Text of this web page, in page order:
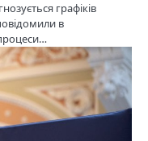
графіків
в